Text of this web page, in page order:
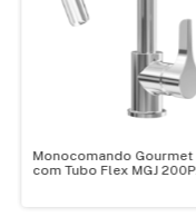
Monocomando Gourmet
com Tubo Flex MGJ 200P